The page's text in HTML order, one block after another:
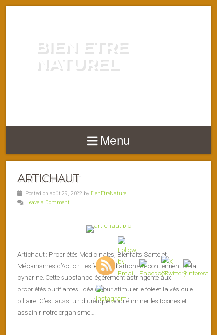
BIEN ETRE
NATUREL
Menu
ARTICHAUT
Posted on août 29, 2022 by BienEtreNaturel
Leave a Comment
Artichaut : Propriétés Médicinales, Bienfaits Santé et
Mécanismes d’Action Les feuilles d’artichaut contiennent de la
cynarine. Cette substance légèrement astringente aux
propriétés purifiantes. Idéale pour stimuler le foie et la vésicule
biliaire. C’est aussi un diurétique pour éliminer les toxines et
assainir notre organisme….